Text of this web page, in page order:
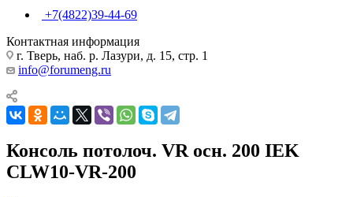
+7(4822)39-44-69
Контактная информация
г. Тверь, наб. р. Лазури, д. 15, стр. 1
info@forumeng.ru
Консоль потолоч. VR осн. 200 IEK
CLW10-VR-200